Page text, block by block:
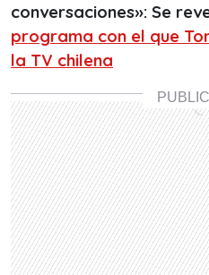
conversaciones»: Se
programa con el que
la TV chilena